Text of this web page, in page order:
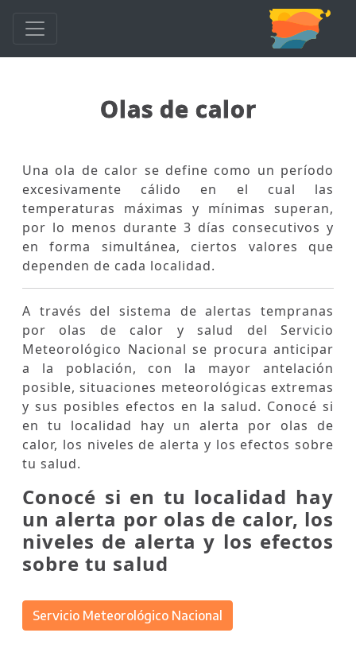
Olas de calor
Una ola de calor se define como un período
excesivamente cálido en el cual las
temperaturas máximas y mínimas superan,
por lo menos durante 3 días consecutivos y
en forma simultánea, ciertos valores que
dependen de cada localidad.
A través del sistema de alertas tempranas
por olas de calor y salud del Servicio
Meteorológico Nacional se procura anticipar
a la población, con la mayor antelación
posible, situaciones meteorológicas extremas
y sus posibles efectos en la salud. Conocé si
en tu localidad hay un alerta por olas de
calor, los niveles de alerta y los efectos sobre
tu salud.
Conocé si en tu localidad hay
un alerta por olas de calor, los
niveles de alerta y los efectos
sobre tu salud
Servicio Meteorológico Nacional